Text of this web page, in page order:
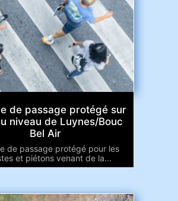
de passage protégé sur
niveau de Luynes/Bouc
Bel Air
de passage protégé pour les
et piétons venant de la...